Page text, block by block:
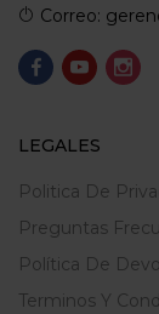
Correo:
LEGALES
Politica De
Preguntas
Política De
Terminos Y